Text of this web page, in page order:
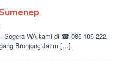
Segera WA kami di ☎ 085 105 222
Bronjong Jatim […]